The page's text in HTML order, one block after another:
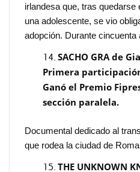
irlandesa que, tras
una adolescente, se vio
adopción. Durante
SACHO GRA de
Primera
Ganó el Premio
sección paralela.
Documental dedicado al
que rodea la ciudad de
THE UNKNOWN